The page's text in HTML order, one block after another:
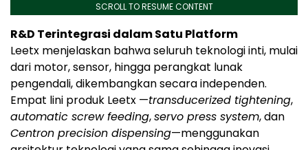
SCROLL TO RESUME CONTENT
R&D Terintegrasi dalam Satu Platform
Leetx menjelaskan bahwa seluruh teknologi inti, mulai
dari motor, sensor, hingga perangkat lunak
pengendali, dikembangkan secara independen.
Empat lini produk Leetx —transducerized tightening,
automatic screw feeding,servo press system, dan
Centron precision dispensing—menggunakan